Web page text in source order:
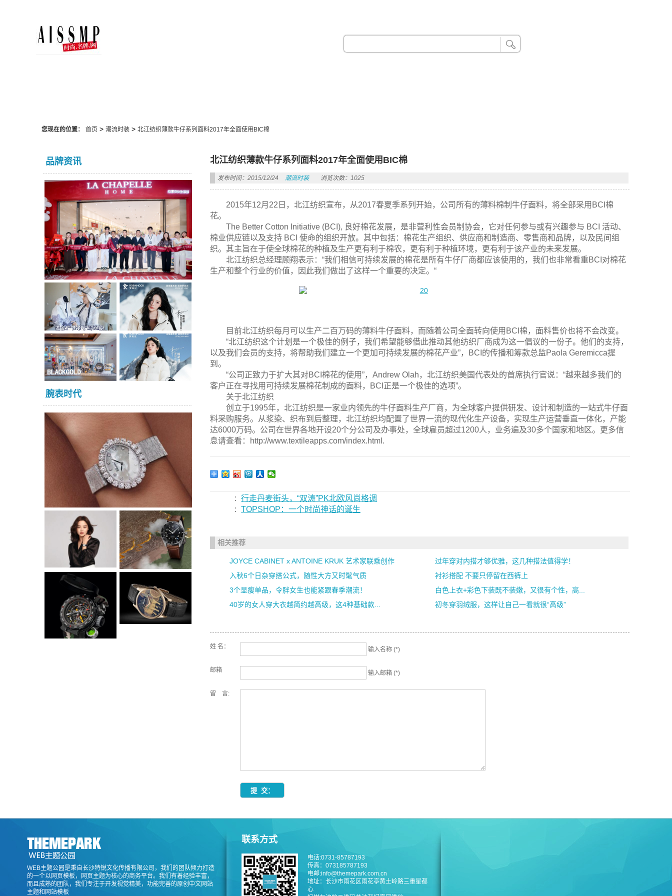
您现在的位置： 首页> 潮流时装> 北江纺织薄款牛仔系列面料2017年全面使用BIC棉
品牌资讯
腕表时代
北江纺织薄款牛仔系列面料2017年全面使用BIC棉
发布时间：2015/12/24 潮流时装 浏览次数：1025
2015年12月22日，北江纺织宣布，从2017春夏季系列开始，公司所有的薄料棉制牛仔面料，将全部采用BCI棉
花。
The Better Cotton Initiative (BCI), 良好棉花发展，是非营利性会员制协会，它对任何参与或有兴趣参与 BCI 活动、
棉业供应链以及支持 BCI 使命的组织开放。其中包括：棉花生产组织、供应商和制造商、零售商和品牌，以及民间组
织。其主旨在于使全球棉花的种植及生产更有利于棉农，更有利于种植环境，更有利于该产业的未来发展。
北江纺织总经理顾翔表示：“我们相信可持续发展的棉花是所有牛仔厂商都应该使用的，我们也非常看重BCI对棉花
生产和整个行业的价值，因此我们做出了这样一个重要的决定。“
目前北江纺织每月可以生产二百万码的薄料牛仔面料，而随着公司全面转向使用BCI棉，面料售价也将不会改变。
“北江纺织这个计划是一个极佳的例子，我们希望能够借此推动其他纺织厂商成为这一倡议的一份子。他们的支持，
以及我们会员的支持，将帮助我们建立一个更加可持续发展的棉花产业”，BCI的传播和筹款总监Paola Geremicca提
到。
“公司正致力于扩大其对BCI棉花的使用”，Andrew Olah，北江纺织美国代表处的首席执行官说：“越来越多我们的
客户正在寻找用可持续发展棉花制成的面料，BCI正是一个极佳的选项”。
关于北江纺织
创立于1995年，北江纺织是一家业内领先的牛仔面料生产厂商，为全球客户提供研发、设计和制造的一站式牛仔面
料采购服务。从浆染、织布到后整理，北江纺织均配置了世界一流的现代化生产设备，实现生产运营垂直一体化，产能
达6000万码。公司在世界各地开设20个分公司及办事处，全球雇员超过1200人，业务遍及30多个国家和地区。更多信
息请查看：http://www.textileapps.com/index.html.
:
行走丹麦街头，“双涛”PK北欧风尚格调
:
TOPSHOP：一个时尚神话的诞生
相关推荐
JOYCE CABINET x ANTOINE KRUK 艺术家联乘创作
过年穿对内搭才够优雅，这几种搭法值得学！
入秋6个日杂穿搭公式，随性大方又时髦气质
衬衫搭配 不要只停留在西裤上
3个显瘦单品，令胖女生也能紧跟春季潮流！
白色上衣+彩色下装既不装嫩，又很有个性，高...
40岁的女人穿大衣越简约越高级，这4种基础款...
初冬穿羽绒服，这样让自己一看就很“高级”
姓 名： 输入名称 (*)
邮箱 输入邮箱 (*)
留 言:
WEB主题公园是秉自长沙特锐文化传播有限公司，我们的团队倾力打造
的一个以网页模板，网页主题为核心的商务平台。我们有着经验丰富，
而且成熟的团队，我们专注于开发视觉精美，功能完善的原创中文网站
主题和网站模板
联系方式
电话:0731-85787193
传真：073185787193
电邮:info@themepark.com.cn
地址：长沙市雨花区雨花亭黄土岭路三重星都
心